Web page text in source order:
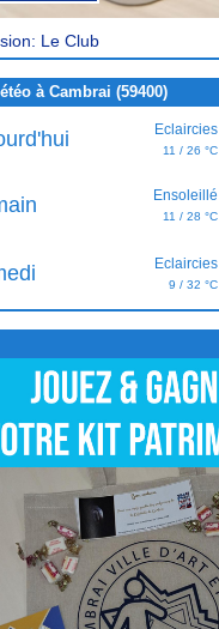
Le Club
à Cambrai (59400)
Eclaircies
11 / 26 °C
Ensoleillé
11 / 28 °C
Eclaircies
9 / 32 °C